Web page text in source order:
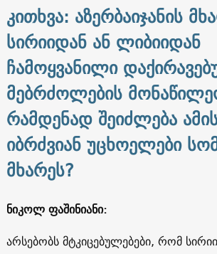
კითხვა: აზერბაიჯანის
სირიიდან ან ლიბიიდან
ჩამოყვანილი
მებრძოლების
რამდენად შეიძლება
იბრძვიან უცხოელები
მხარეს?
ნიკოლ ფაშინიანი:
არსებობს მტკიცებულებები, რომ